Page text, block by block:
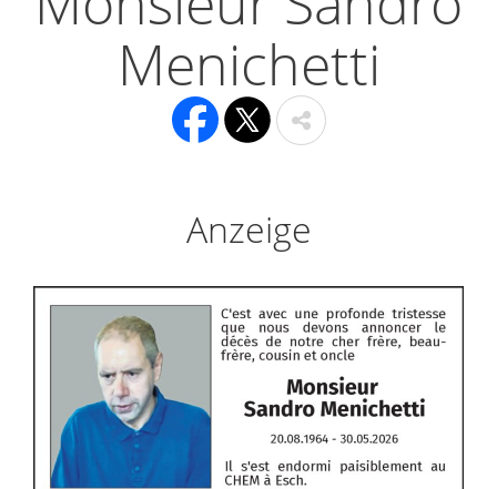
Menichetti
Anzeige